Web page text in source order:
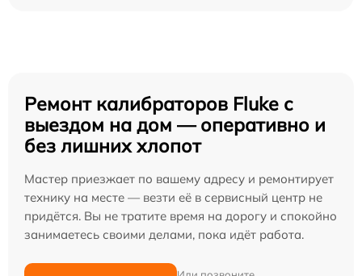
Ремонт калибраторов Fluke с
выездом на дом — оперативно и
без лишних хлопот
Мастер приезжает по вашему адресу и ремонтирует
технику на месте — везти её в сервисный центр не
придётся. Вы не тратите время на дорогу и спокойно
занимаетесь своими делами, пока идёт работа.